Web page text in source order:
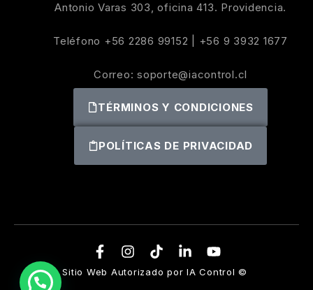
Antonio Varas 303, oficina 413. Providencia.
Teléfono +56 2286 99152 +56 9 3932 1677
Correo: soporte@iacontrol.cl
TÉRMINOS Y CONDICIONES
POLÍTICAS DE PRIVACIDAD
Sitio Web Autorizado por IA Control ©